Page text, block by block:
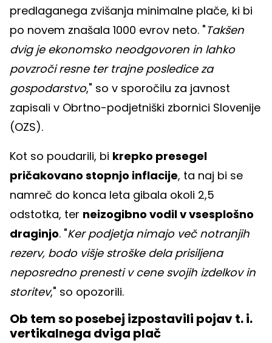
predlaganega zvišanja minimalne plače, ki bi
po novem znašala 1000 evrov neto. "Takšen
dvig je ekonomsko neodgovoren in lahko
povzroči resne ter trajne posledice za
gospodarstvo," so v sporočilu za javnost
zapisali v Obrtno-podjetniški zbornici Slovenije
(OZS).
Kot so poudarili, bi krepko presegel
pričakovano stopnjo inflacije, ta naj bi se
namreč do konca leta gibala okoli 2,5
odstotka, ter neizogibno vodil v vsesplošno
draginjo. "Ker podjetja nimajo več notranjih
rezerv, bodo višje stroške dela prisiljena
neposredno prenesti v cene svojih izdelkov in
storitev," so opozorili.
Ob tem so posebej izpostavili pojav t. i.
vertikalnega dviga plač